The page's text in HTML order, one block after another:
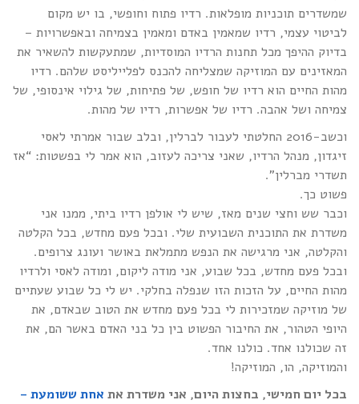
שמשדרים תוכניות מופלאות. רדיו פתוח וחופשי, בו יש מקום
לביטוי עצמי, רדיו שמאמין באדם ומאמין בצמיחה ובאפשרויות –
בדיוק ההיפך מכל תחנות הרדיו המוסדיות, שמתעקשות להשאיר את
המאזינים עם המוזיקה שמצליחה להכנס לפלייליסט שלהם. רדיו
מהות החיים הוא רדיו של חופש, של פתיחות, של גילוי אינסופי, של
צמיחה ושל אהבה. רדיו של אפשרות, רדיו של מהות.
וכשב-2016 החלטתי לעבור לברלין, ובלב שבור אמרתי לאסי
זיגדון, מנהל הרדיו, שאני צריכה לעזוב, הוא אמר לי בפשטות: “אז
תשדרי מברלין”.
פשוט כך.
וכבר שש וחצי שנים מאז, שיש לי אולפן רדיו ביתי, ממנו אני
משדרת את התוכנית השבועית שלי. ובכל פעם מחדש, בכל הקלטה
והקלטה, אני מרגישה את הנפש מתמלאת באושר ועונג צרופים.
ובכל פעם מחדש, בכל שבוע, אני מודה ליקום, ומודה לאסי ולרדיו
מהות החיים, על הזכות הזו שנפלה בחלקי. יש לי כל שבוע שעתיים
של מוזיקה שמזכירות לי בכל פעם מחדש את הטוב שבאדם, את
היופי הטהור, את החיבור הפשוט בין כל בני האדם באשר הם, את
זה שכולנו אחד. כולנו אחד.
והמוזיקה, הו, המוזיקה!
בכל יום חמישי, בחצות היום, אני משדרת את אחת ששומעת –